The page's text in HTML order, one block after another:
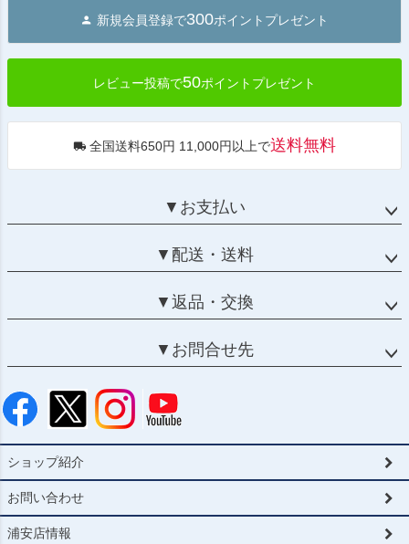
へ
新規会員登録で300ポイントプレゼント
レビュー投稿で50ポイントプレゼント
全国送料650円 11,000円以上で送料無料
▼お支払い
▼配送・送料
▼返品・交換
▼お問合せ先
ショップ紹介
お問い合わせ
浦安店情報